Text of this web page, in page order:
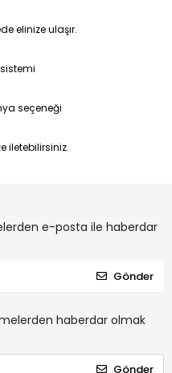
elinize ulaşır.
seçeneği
iletebilirsiniz.
e-posta ile haberdar
Gönder
haberdar olmak
Gönder